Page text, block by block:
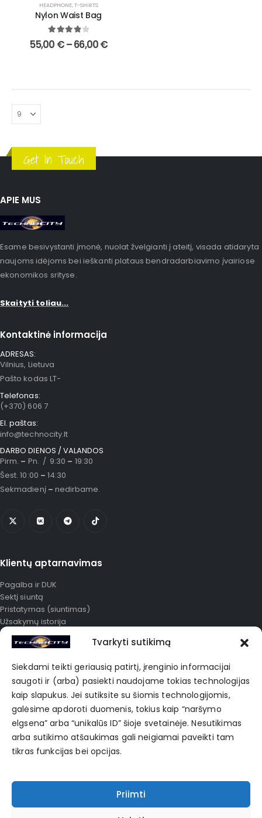
Tvarkyti sutikimą
Siekdami teikti geriausią patirtį, įrenginio informacijai
saugoti ir (arba) pasiekti naudojame tokias technologijas
kaip slapukus. Jei sutiksite su šiomis technologijomis,
galėsime apdoroti duomenis, tokius kaip “naršymo
elgsena” arba “unikalūs ID” šioje svetainėje. Nesutikimas
arba sutikimo atšaukimas gali neigiamai paveikti tam
tikras funkcijas bei opcijas.
Priimti
HEADPHONE,T-SHIRTS
Nylon Waist Bag
4.00 out of 5
55,00 €–66,00€
Get In Touch
APIE MUS
Esame besivystanti įmonė, nuolat žvelgianti į ateitį, visada atidaryta
naujoms idėjoms bei ieškanti plataus bendradarbiavimo įvairiose
ekonomikos srityse.
Skaityti toliau...
Kontaktinė informacija
ADRESAS:
Vilnius, Lietuva
Pašto kodas LT-
Telefonas:
(+370) 606 7
El. paštas:
info@technocity.lt
DARBO DIENOS / VALANDOS
Pirm. – Pn. / 9:30 – 19:30
Šest. 10:00 – 14:30
Sekmadienį – nedirbame.
Klientų aptarnavimas
Pagalba ir DUK
Sektį siuntą
Pristatymas (siuntimas)
Užsakymų istorija
Išplėstinė paieška
Mano paskyra
Apie mus
Korporatyvinė prekyba
Privatumo politika
POPULIARIAUSIOS ŽYMĖS
Bag Black Blue Clothes Fashion